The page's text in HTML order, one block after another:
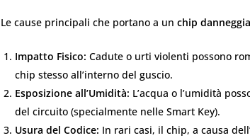
Le cause principali che portano a un chip
Impatto Fisico: Cadute o urti violenti possono
chip stesso all’interno del guscio.
Esposizione all’Umidità: L’acqua o l’umidità
del circuito (specialmente nelle Smart Key).
Usura del Codice: In rari casi, il chip, a causa